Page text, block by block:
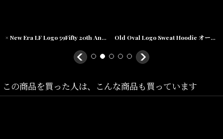
サイズ調整のない仕様で、約1cm刻みのサイズ展開。
7 (55.8cm)
× New Era LF Logo 59Fifty 20th Anniversary Cap "Beef And Broccoli" ニューエラ ロゴ キャップ 帽子 Old Oval Logo Sweat Hoodie オールド オーバル ロゴ プルオーバー パーカー
この商品を買った人は、こんな商品も買っています